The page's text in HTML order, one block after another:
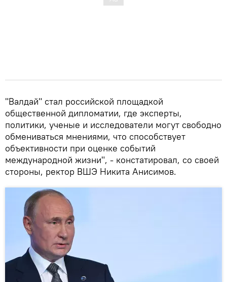
"Валдай" стал российской площадкой
общественной дипломатии, где эксперты,
политики, ученые и исследователи могут свободно
обмениваться мнениями, что способствует
объективности при оценке событий
международной жизни", - констатировал, со своей
стороны, ректор ВШЭ Никита Анисимов.